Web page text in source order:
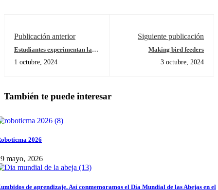
Publicación anterior
Estudiantes experimentan la
1 octubre, 2024
Siguiente publicación
Making bird feeders
3 octubre, 2024
También te puede interesar
2026
mayo, 2026
de aprendizaje. Así conmemoramos el Día Mundial de las Abejas en el